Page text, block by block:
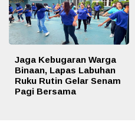
Jaga Kebugaran Warga
Binaan, Lapas Labuhan
Ruku Rutin Gelar Senam
Pagi Bersama